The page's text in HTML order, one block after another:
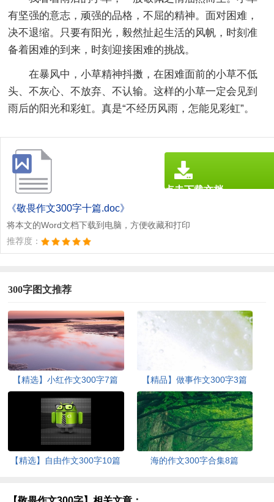
有坚强的意志，顽强的品格，不屈的精神。面对困难，
决不退缩。只要有阳光，毅然扯起生活的风帆，时刻准
备着困难的到来，时刻迎接困难的挑战。
在暴风中，小草精神抖擞，在困难面前的小草不低
头、不灰心、不放弃、不认输。这样的小草一定会见到
雨后的阳光和彩虹。真是“不经历风雨，怎能见彩虹”。
《敬畏作文300字十篇.doc》
将本文的Word文档下载到电脑，方便收藏和打印
推荐度：
点击下载文档
300字图文推荐
【精选】小红作文300字7篇 【精品】做事作文300字3篇
【精选】自由作文300字10篇 海的作文300字合集8篇